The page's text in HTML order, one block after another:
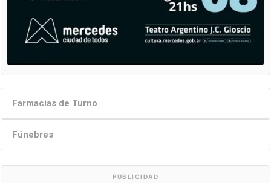
Farmacias de Turno
Fúnebres
PUBLICIDAD